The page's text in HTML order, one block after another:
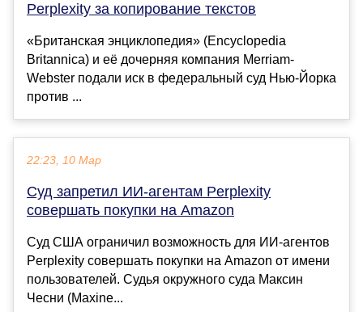
Perplexity за копирование текстов
«Британская энциклопедия» (Encyclopedia
Britannica) и её дочерняя компания Merriam-
Webster подали иск в федеральный суд Нью-Йорка
против ...
22:23, 10 Мар
Суд запретил ИИ-агентам Perplexity
совершать покупки на Amazon
Суд США ограничил возможность для ИИ-агентов
Perplexity совершать покупки на Amazon от имени
пользователей. Судья окружного суда Максин
Чесни (Maxine...